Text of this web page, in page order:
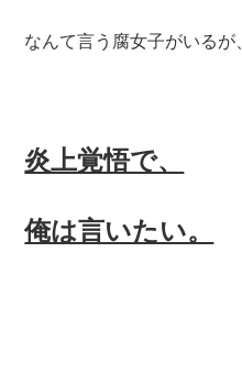
なんて言う腐女子がいるが、
炎上覚悟で、
俺は言いたい。